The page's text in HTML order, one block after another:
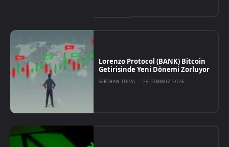
Lorenzo Protocol (BANK) Bitcoin
Getirisinde Yeni Dönemi Zorluyor
SERTHAN TOPAL - 26 TEMMUZ 2026